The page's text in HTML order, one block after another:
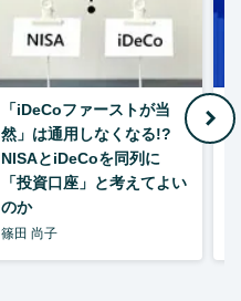
「iDeCoファーストが当
然」は通用しなくなる!?
NISAとiDeCoを同列に
「投資口座」と考えてよい
のか
篠田 尚子